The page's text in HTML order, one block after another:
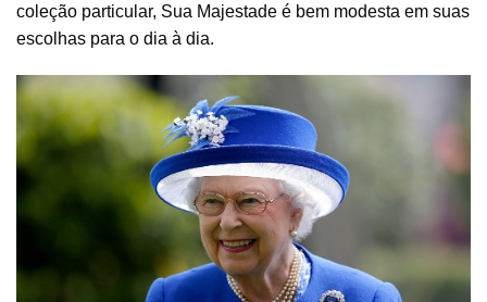
coleção particular, Sua Majestade é bem modesta em suas
escolhas para o dia à dia.